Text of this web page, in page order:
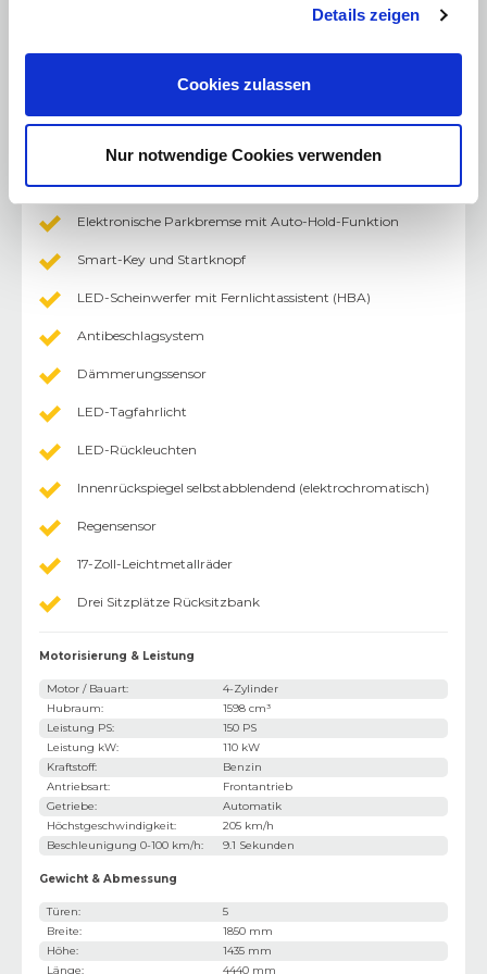
Details zeigen
Cookies zulassen
Nur notwendige Cookies verwenden
Fahrersitz höhenverstellbar
Elektronische Parkbremse mit Auto-Hold-Funktion
Smart-Key und Startknopf
LED-Scheinwerfer mit Fernlichtassistent (HBA)
Antibeschlagsystem
Dämmerungssensor
LED-Tagfahrlicht
LED-Rückleuchten
Innenrückspiegel selbstabblendend (elektrochromatisch)
Regensensor
17-Zoll-Leichtmetallräder
Drei Sitzplätze Rücksitzbank
Motorisierung & Leistung
Motor / Bauart:
4-Zylinder
Hubraum:
1598 cm³
Leistung PS:
150 PS
Leistung kW:
110 kW
Kraftstoff:
Benzin
Antriebsart:
Frontantrieb
Getriebe:
Automatik
Höchstgeschwindigkeit:
205 km/h
Beschleunigung 0-100 km/h: 9.1 Sekunden
Gewicht & Abmessung
Türen:
5
Breite:
1850 mm
Höhe:
1435 mm
Länge: 4440 mm